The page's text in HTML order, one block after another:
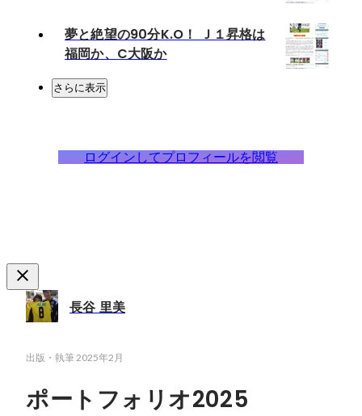
夢と絶望の90分K.O！ Ｊ１昇格は
福岡か、C大阪か
さらに表示
ログインしてプロフィールを閲覧
長谷 里美
出版・執筆2025年2月
ポートフォリオ2025